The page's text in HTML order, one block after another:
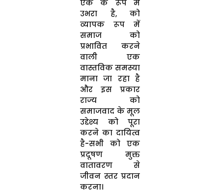
एक के रूप में
उभरा है, को
व्यापक रूप में
समाज को
प्रभावित करने
वाली एक
वास्तविक समस्या
माना जा रहा है
और इस प्रकार
राज्य को
समाजवाद के मूल
उद्देश्य को पूरा
करने का दायित्व
है-सभी को एक
प्रदूषण मुक्त
वातावरण से
जीवन स्तर प्रदान
करना।